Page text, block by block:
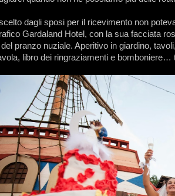
dagli sposi per il ricevimento non
Gardaland Hotel, con la sua facciata
pranzo nuziale. Aperitivo in giardino,
libro dei ringraziamenti e bomboniere…